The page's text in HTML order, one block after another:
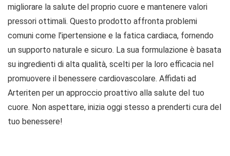
migliorare la salute del proprio cuore e mantenere valori
pressori ottimali. Questo prodotto affronta problemi
comuni come l’ipertensione e la fatica cardiaca, fornendo
un supporto naturale e sicuro. La sua formulazione è basata
su ingredienti di alta qualità, scelti per la loro efficacia nel
promuovere il benessere cardiovascolare. Affidati ad
Arteriten per un approccio proattivo alla salute del tuo
cuore. Non aspettare, inizia oggi stesso a prenderti cura del
tuo benessere!